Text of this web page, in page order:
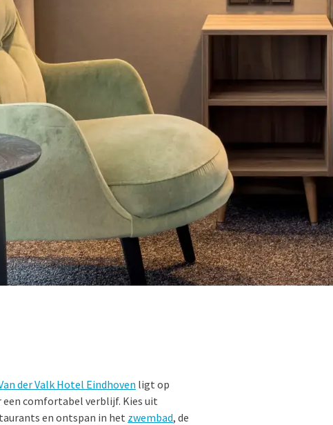
der Valk Hotel Eindhoven ligt op
comfortabel verblijf. Kies uit
en ontspan in het zwembad, de